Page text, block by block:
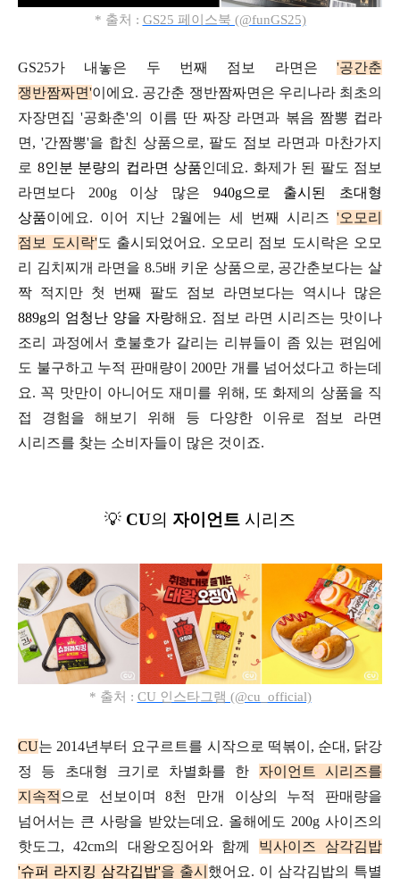
* 출처 : GS25 페이스북 (@funGS25)
GS25가 내놓은 두 번째 점보 라면은 '공간춘
쟁반짬짜면'이에요. 공간춘 쟁반짬짜면은 우리나라 최초의
자장면집'공화춘'의 이름 딴짜장 라면과 볶음 짬뽕 컵라
면, '간짬뽕'을 합친 상품으로, 팔도 점보 라면과 마찬가지
로 8인분 분량의 컵라면 상품인데요. 화제가 된 팔도 점보
라면보다 200g 이상 많은 940g으로 출시된 초대형
상품이에요. 이어 지난 2월에는 세 번째 시리즈'오모리
점보 도시락'도 출시되었어요. 오모리 점보
도시락은 오모
리 김치찌개 라면을 8.5배 키운 상품으로, 공간춘보다는 살
짝 적지만 첫 번째 팔도 점보 라면보다는 역시나 많은
889g의 엄청난 양을 자랑해요. 점보 라면 시리즈는 맛이나
조리 과정에서 호불호가 갈리는 리뷰들이 좀 있는 편임에
도 불구하고 누적 판매량이 200만 개를 넘어섰다고 하는데
요. 꼭 맛만이 아니어도 재미를 위해, 또 화제의 상품을 직
접 경험을 해보기 위해 등 다양한 이유로 점보 라면
시리즈를 찾는 소비자들이 많은 것이죠.
💡 CU의 자이언트 시리즈
* 출처 : CU 인스타그램 (@cu_official)
CU는 2014년부터 요구르트를 시작으로 떡볶이, 순대, 닭강
정 등 초대형 크기로 차별화를 한 자이언트 시리즈를
지속적 으로 선보이며8천 만개 이상의 누적 판매량을
넘어서는 큰 사랑을 받았는데요. 올해에도 200g 사이즈의
핫도그, 42cm의 대왕오징어와 함께 빅사이즈 삼각김밥
'슈퍼 라지킹 삼각깁밥'을 출시 했어요. 이 삼각김밥의 특별